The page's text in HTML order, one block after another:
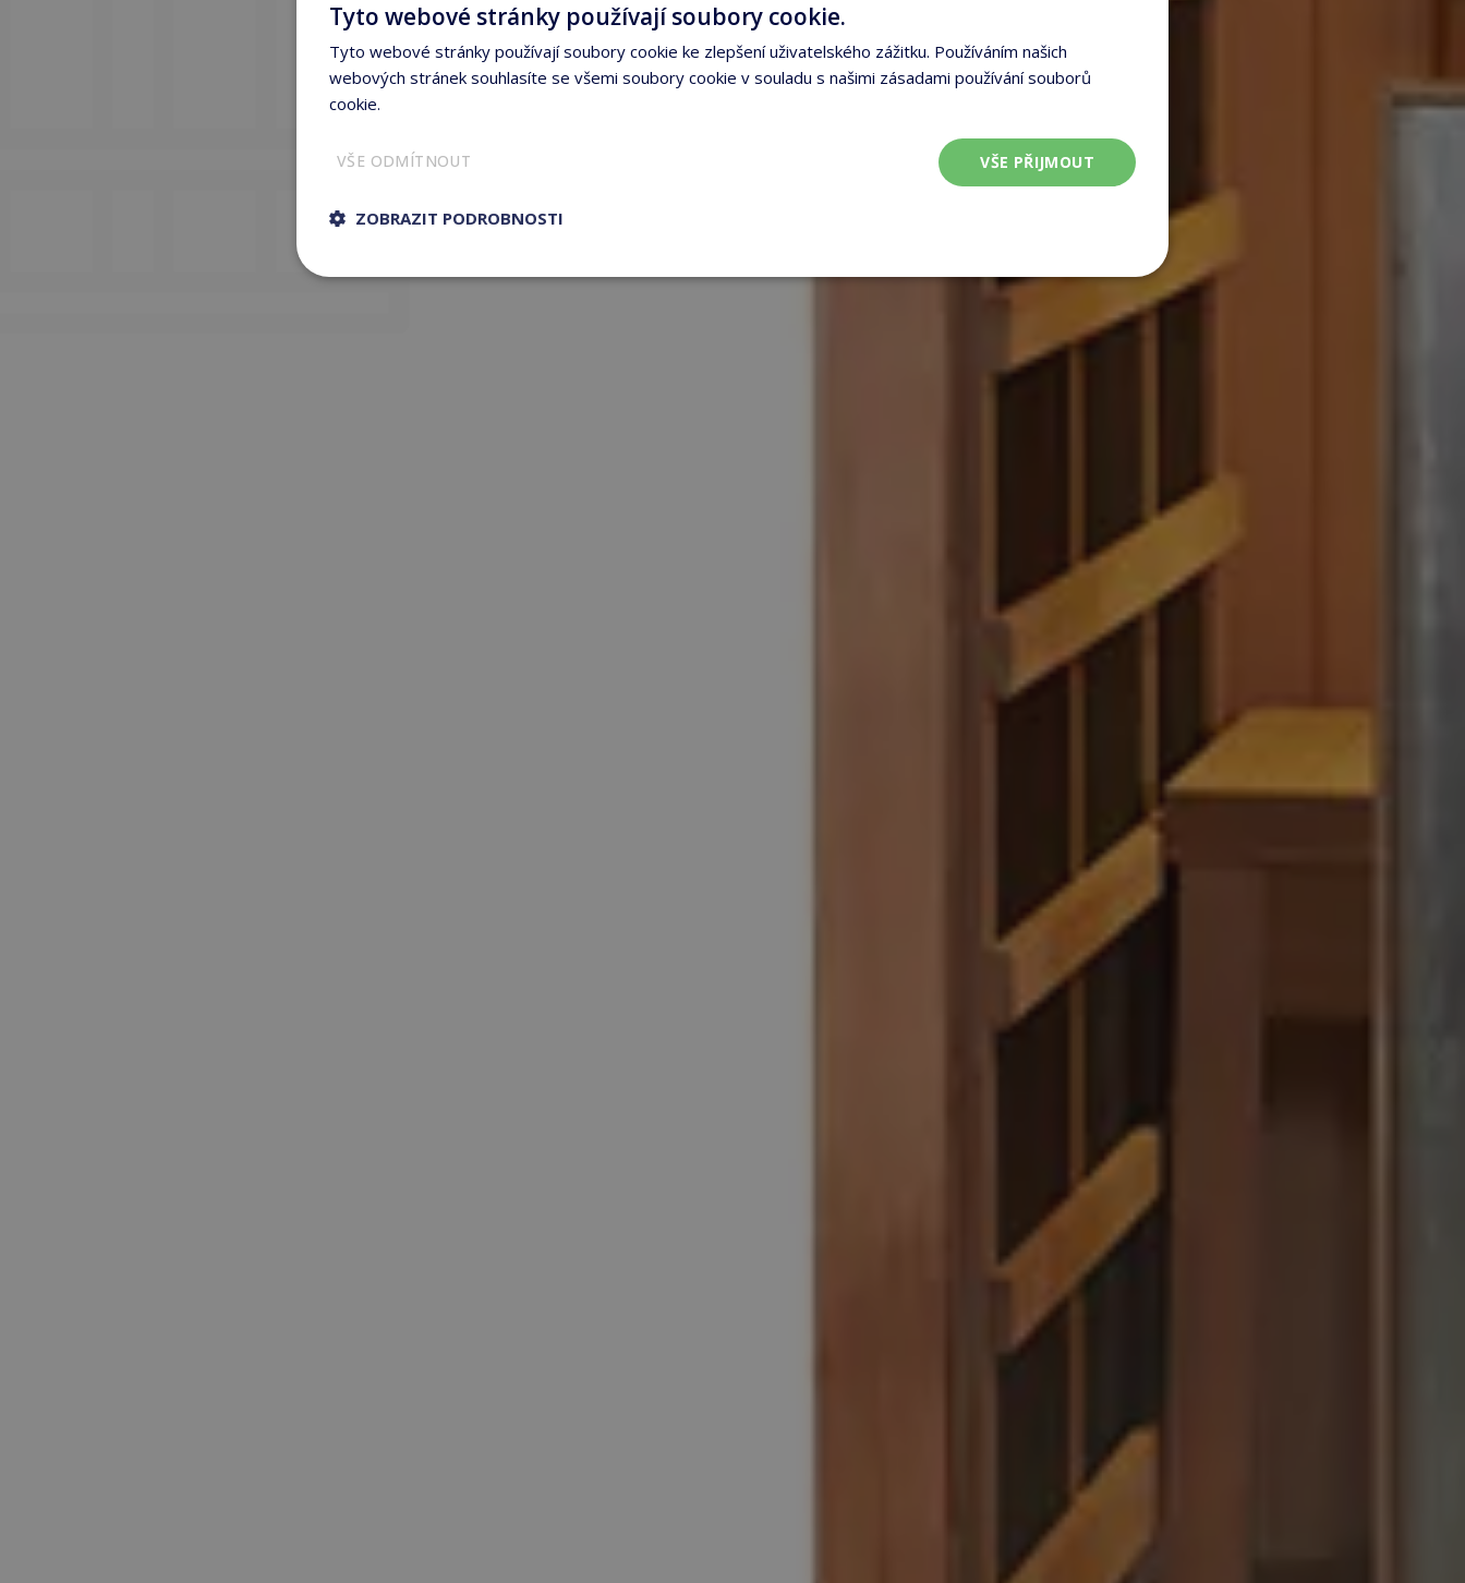
Tyto webové stránky používají soubory cookie.
Tyto webové stránky používají soubory cookie ke zlepšení uživatelského zážitku. Používáním našich
webových stránek souhlasíte se všemi soubory cookie v souladu s našimi zásadami používání souborů
cookie.
VŠE PŘIJMOUT
VŠE ODMÍTNOUT
ZOBRAZIT PODROBNOSTI